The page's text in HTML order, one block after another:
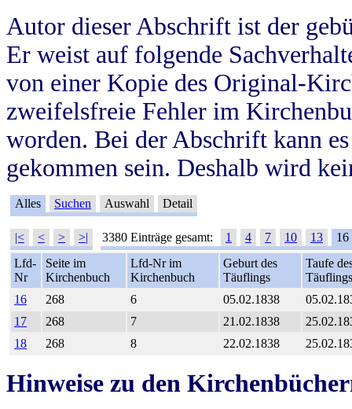
Autor dieser Abschrift ist der
Er weist auf folgende
von einer Kopie des Original-
zweifelsfreie Fehler im
worden. Bei der Abschrift kann
gekommen sein. Deshalb wird
Alles Suchen Auswahl Detail
|< < > >| 3380 Einträge gesamt: 1 4 7 10 13
16
Lfd-
Nr
Seite im
Kirchenbuch
Lfd-Nr im
Kirchenbuch
Geburt des
Täuflings
Taufe
Täuflings
16
268 6 05.02.1838
17
268 7 21.02.1838
18
268 8 22.02.1838
Hinweise zu den